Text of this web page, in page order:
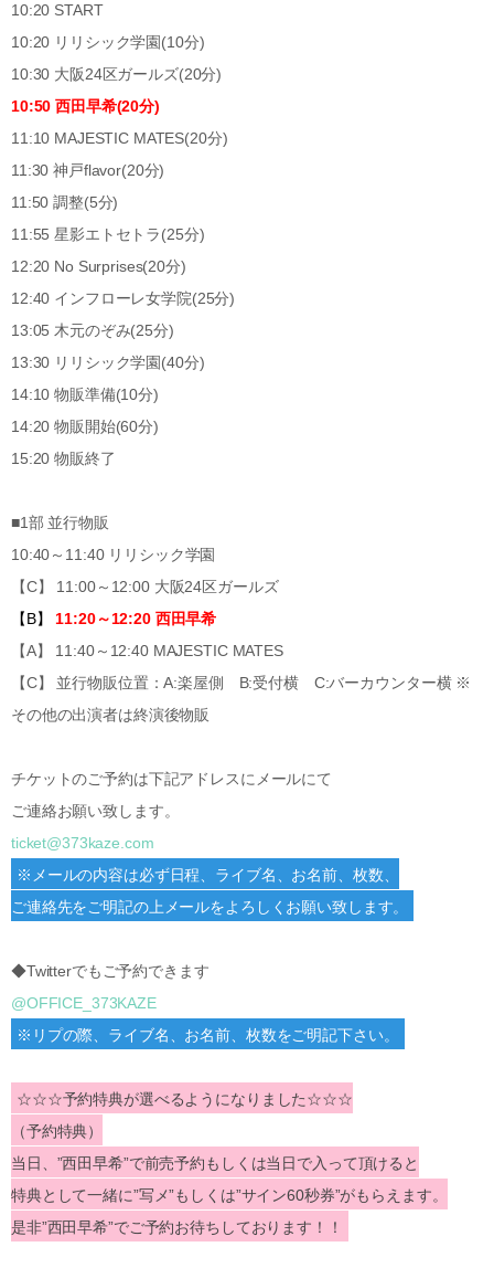
10:20 START
10:20 リリシック学園(10分)
10:30 大阪24区ガールズ(20分)
10:50 西田早希(20分)
11:10 MAJESTIC MATES(20分)
11:30 神戸flavor(20分)
11:50 調整(5分)
11:55 星影エトセトラ(25分)
12:20 No Surprises(20分)
12:40 インフローレ女学院(25分)
13:05 木元のぞみ(25分)
13:30 リリシック学園(40分)
14:10 物販準備(10分)
14:20 物販開始(60分)
15:20 物販終了
■1部 並行物販
10:40～11:40 リリシック学園
【C】 11:00～12:00 大阪24区ガールズ
【B】11:20～12:20 西田早希
【A】 11:40～12:40 MAJESTIC MATES
【C】 並行物販位置：A:楽屋側 B:受付横 C:バーカウンター横 ※
その他の出演者は終演後物販
チケットのご予約は下記アドレスにメールにて
ご連絡お願い致します。
ticket@373kaze.com
※メールの内容は必ず日程、ライブ名、お名前、枚数、
ご連絡先をご明記の上メールをよろしくお願い致します。
◆Twitterでもご予約できます
@OFFICE_373KAZE
※リプの際、ライブ名、お名前、枚数をご明記下さい。
☆☆☆予約特典が選べるようになりました☆☆☆
（予約特典）
当日、”西田早希”で前売予約もしくは当日で入って頂けると
特典として一緒に”写メ”もしくは”サイン60秒券”がもらえます。
是非”西田早希”でご予約お待ちしております！！